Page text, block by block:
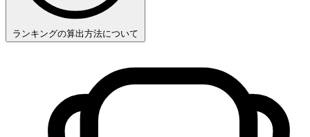
ランキングの算出方法について